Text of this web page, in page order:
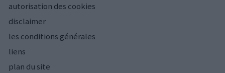
autorisation des cookies
disclaimer
les conditions générales
liens
plan du site